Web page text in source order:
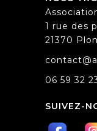
1 rue des
21370
06 59 32
SUIVEZ-